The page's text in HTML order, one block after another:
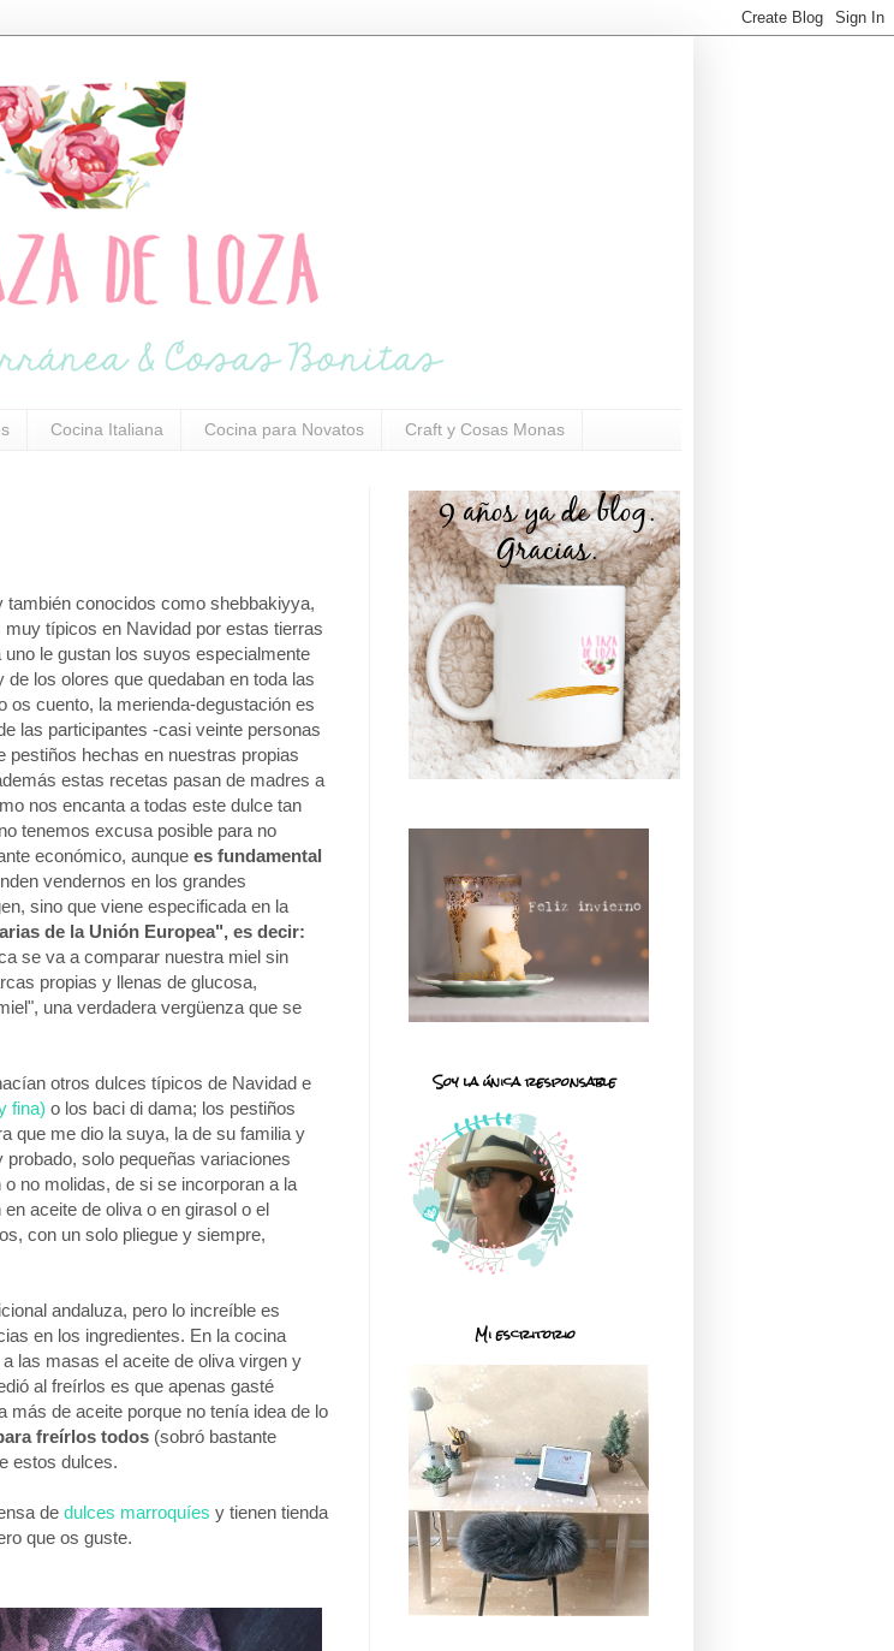
Cocina Italiana Cocina para Novatos Craft y Cosas Monas
conocidos como shebbakiyya,
típicos en Navidad por estas tierras
le gustan los suyos especialmente
los olores que quedaban en toda las
os cuento, la merienda-degustación es
las participantes -casi veinte personas
pestiños hechas en nuestras propias
estas recetas pasan de madres a
nos encanta a todas este dulce tan
tenemos excusa posible para no
económico, aunque es fundamental
vendernos en los grandes
sino que viene especificada en la
de la Unión Europea", es decir:
se va a comparar nuestra miel sin
propias y llenas de glucosa,
una verdadera vergüenza que se
otros dulces típicos de Navidad e
fina) o los baci di dama; los pestiños
que me dio la suya, la de su familia y
solo pequeñas variaciones
no molidas, de si se incorporan a la
aceite de oliva o en girasol o el
con un solo pliegue y siempre,
andaluza, pero lo increíble es
en los ingredientes. En la cocina
las masas el aceite de oliva virgen y
al freírlos es que apenas gasté
más de aceite porque no tenía idea de lo
freírlos todos (sobró bastante
estos dulces.
de dulces marroquíes y tienen tienda
que os guste.
Soy la única responsable
Mi escritorio